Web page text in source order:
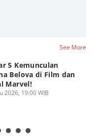
See More
5 Kemunculan
Belova di Film dan
Marvel!
2026, 19:00 WIB